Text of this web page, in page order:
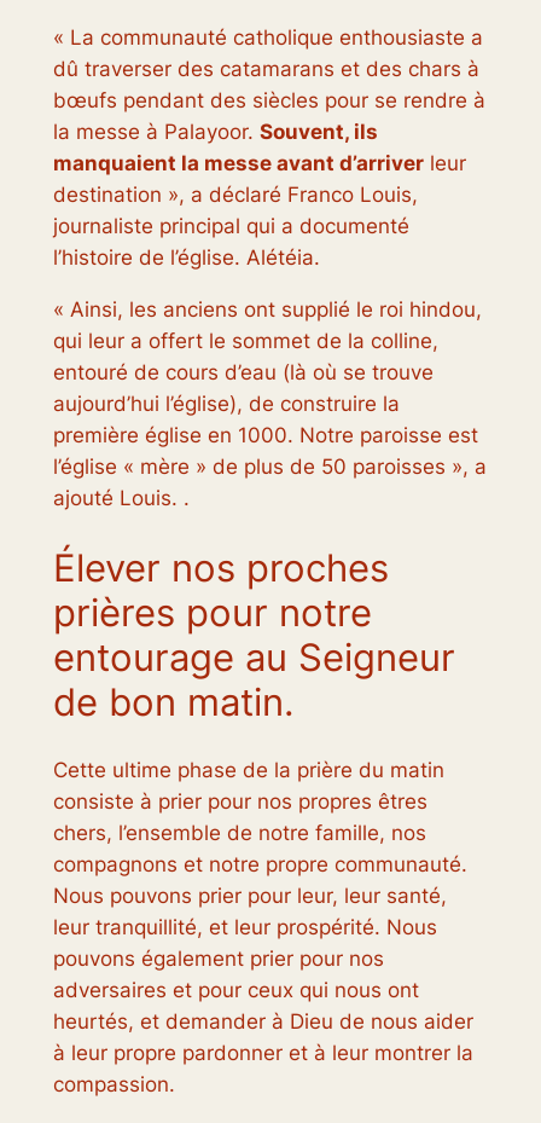
« La communauté catholique enthousiaste a
dû traverser des catamarans et des chars à
bœufs pendant des siècles pour se rendre à
la messe à Palayoor. Souvent, ils
manquaient la messe avant d’arriverleur
destination », a déclaré Franco Louis,
journaliste principal qui a documenté
l’histoire de l’église. Alétéia.
« Ainsi, les anciens ont supplié le roi hindou,
qui leur a offert le sommet de la colline,
entouré de cours d’eau (là où se trouve
aujourd’hui l’église), de construire la
première église en 1000. Notre paroisse est
l’église « mère » de plus de 50 paroisses », a
ajouté Louis. .
Élever nos proches
prières pour notre
entourage au Seigneur
de bon matin.
Cette ultime phase de la prière du matin
consiste à prier pour nos propres êtres
chers, l’ensemble de notre famille, nos
compagnons et notre propre communauté.
Nous pouvons prier pour leur, leur santé,
leur tranquillité, et leur prospérité. Nous
pouvons également prier pour nos
adversaires et pour ceux qui nous ont
heurtés, et demander à Dieu de nous aider
à leur propre pardonner et à leur montrer la
compassion.